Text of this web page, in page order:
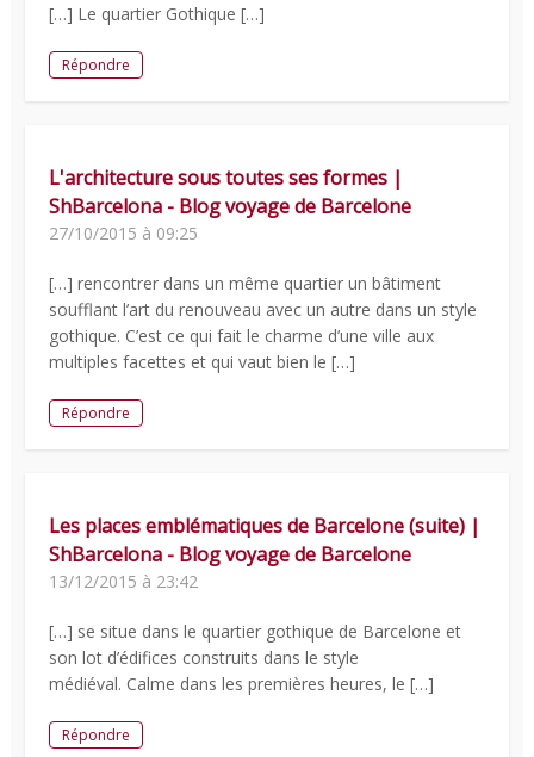
[…] Le quartier Gothique […]
Répondre
L'architecture sous toutes ses formes |
ShBarcelona - Blog voyage de Barcelone
27/10/2015 à 09:25
[…] rencontrer dans un même quartier un bâtiment
soufflant l’art du renouveau avec un autre dans un style
gothique. C’est ce qui fait le charme d’une ville aux
multiples facettes et qui vaut bien le […]
Répondre
Les places emblématiques de Barcelone (suite) |
ShBarcelona - Blog voyage de Barcelone
13/12/2015 à 23:42
[…] se situe dans le quartier gothique de Barcelone et
son lot d’édifices construits dans le style
médiéval. Calme dans les premières heures, le […]
Répondre